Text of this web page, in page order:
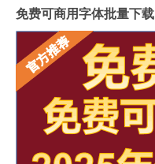
免费可商用字体批量下载